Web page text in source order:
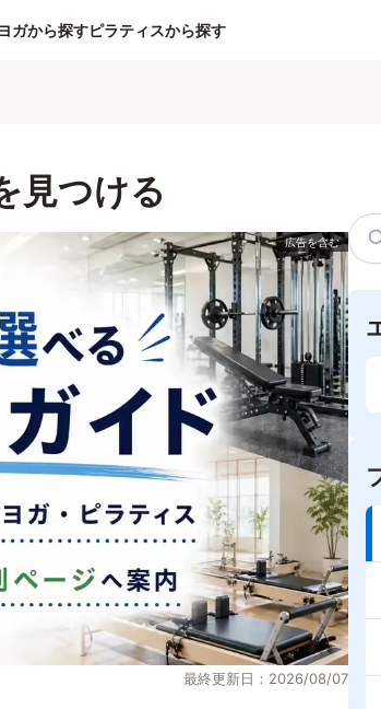
ヨガから探すピラティスから探す
見つける
最終更新日：2026/08/07